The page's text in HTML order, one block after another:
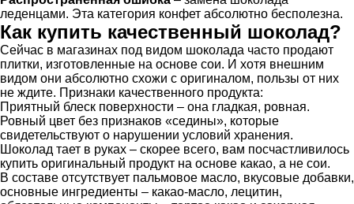
леденцами. Эта категория конфет абсолютно бесполезна.
Как купить качественный шоколад?
Сейчас в магазинах под видом шоколада часто продают
плитки, изготовленные на основе сои. И хотя внешним
видом они абсолютно схожи с оригиналом, пользы от них
не ждите. Признаки качественного продукта:
Приятный блеск поверхности – она гладкая, ровная.
Ровный цвет без признаков «седины», которые
свидетельствуют о нарушении условий хранения.
Шоколад тает в руках – скорее всего, вам посчастливилось
купить оригинальный продукт на основе какао, а не сои.
В составе отсутствует пальмовое масло, вкусовые добавки,
основные ингредиенты – какао-масло, лецитин,